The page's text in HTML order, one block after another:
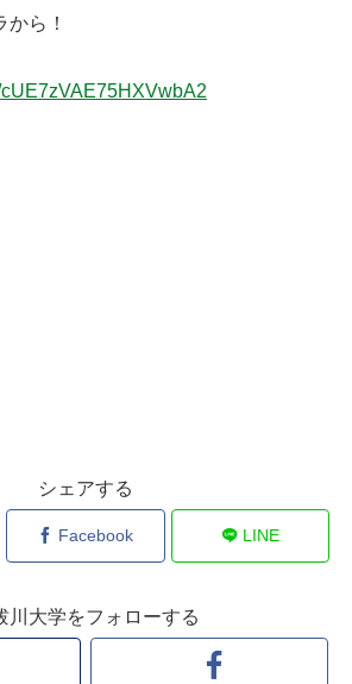
ら！
シェアする
Facebook LINE
川大学をフォローする